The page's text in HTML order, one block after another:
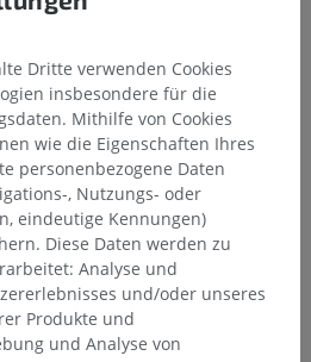
Dritte verwenden Cookies
insbesondere für die
Mithilfe von Cookies
wie die Eigenschaften Ihres
personenbezogene Daten
, Nutzungs- oder
eindeutige Kennungen)
Diese Daten werden zu
Analyse und
und/oder unseres
Produkte und
und Analyse von